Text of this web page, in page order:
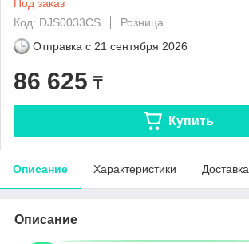
Под заказ
Код: DJS0033CS
Розница
Отправка с 21 сентября 2026
86 625 ₸
Купить
Описание Характеристики Доставка
Описание